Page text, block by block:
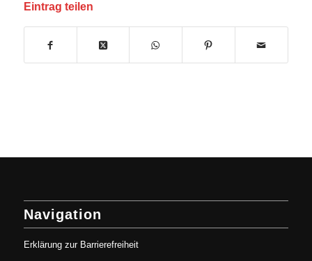
Eintrag teilen
Navigation
Erklärung zur Barrierefreiheit